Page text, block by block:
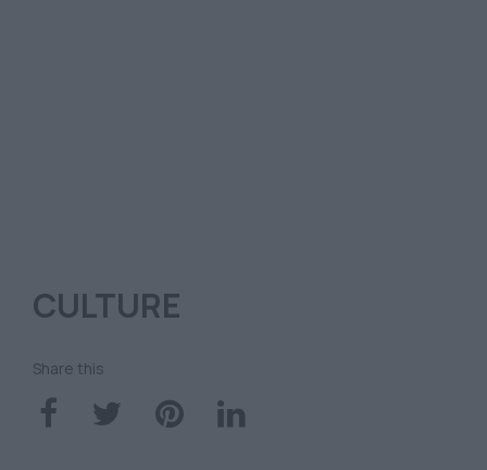
CULTURE
Share this